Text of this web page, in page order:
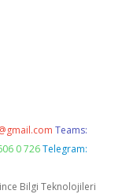
Teams:
0 726 Telegram:
Bilgi Teknolojileri